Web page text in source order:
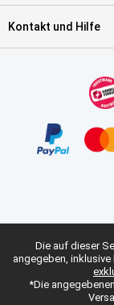
Kontakt und Hilfe
Die auf dieser
angegeben, inklusive
*Die